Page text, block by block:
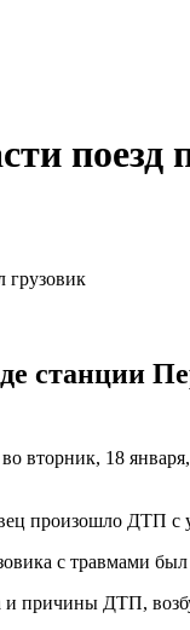
поезд
станции
вторник, 18
произошло ДТП с
с травмами
и причины ДТП,